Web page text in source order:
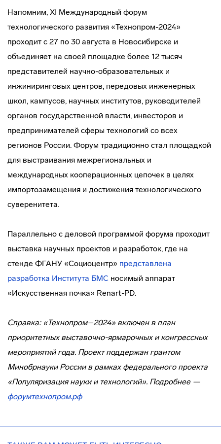
Напомним, XI Международный форум
технологического развития «Технопром-2024»
проходит с 27 по 30 августа в Новосибирске и
объединяет на своей площадке более 12 тысяч
представителей научно-образовательных и
инжиниринговых центров, передовых инженерных
школ, кампусов, научных институтов, руководителей
органов государственной власти, инвесторов и
предпринимателей сферы технологий со всех
регионов России. Форум традиционно стал площадкой
для выстраивания межрегиональных и
международных кооперационных цепочек в целях
импортозамещения и достижения технологического
суверенитета.
Параллельно с деловой программой форума проходит
выставка научных проектов и разработок, где на
стенде ФГАНУ «Социоцентр» представлена
разработка Института БМС носимый аппарат
«Искусственная почка» Renart-PD.
Справка: «Технопром–2024» включен в план
приоритетных выставочно-ярмарочных и конгрессных
мероприятий года. Проект поддержан грантом
Минобрнауки России в рамках федерального проекта
«Популяризация науки и технологий». Подробнее —
форумтехнопром.рф